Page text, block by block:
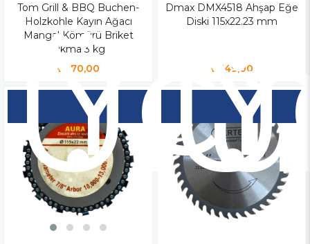
Tom Grill & BBQ Buchen-
Holzkohle Kayın Ağacı
Mangal Kömürü Briket
Sıkma 3 kg
₺270,00
Dmax DMX4518 Ahşap Eğe
Diski 115x22.23 mm
₺349,00